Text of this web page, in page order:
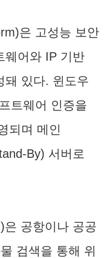
은 고성능 보안
웨어와 IP 기반
돼 있다. 윈도우
트웨어 인증을
되며 메인
By) 서버로
은 공항이나 공공
검색을 통해 위